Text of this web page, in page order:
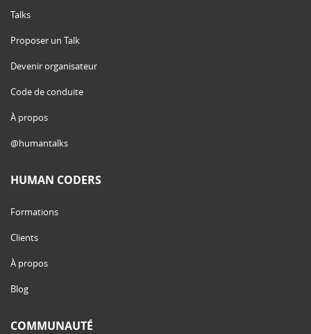
Talks
Proposer un Talk
Devenir organisateur
Code de conduite
À propos
@humantalks
HUMAN CODERS
Formations
Clients
À propos
Blog
COMMUNAUTÉ